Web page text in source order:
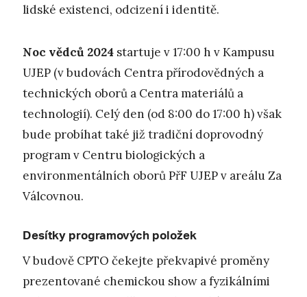
lidské existenci, odcizení i identitě.
Noc vědců 2024 startuje v 17:00 h v Kampusu
UJEP (v budovách Centra přírodovědných a
technických oborů a Centra materiálů a
technologií). Celý den (od 8:00 do 17:00 h) však
bude probíhat také již tradiční doprovodný
program v Centru biologických a
environmentálních oborů PřF UJEP v areálu Za
Válcovnou.
Desítky programových položek
V budově CPTO čekejte překvapivé proměny
prezentované chemickou show a fyzikálními